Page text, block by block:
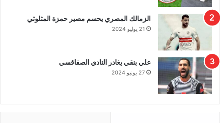
الزمالك المصري يحسم مصير حمزة المثلوثي
21 يوليو 2024
علي بنقي يغادر النادي الصفاقسي
27 يونيو 2024